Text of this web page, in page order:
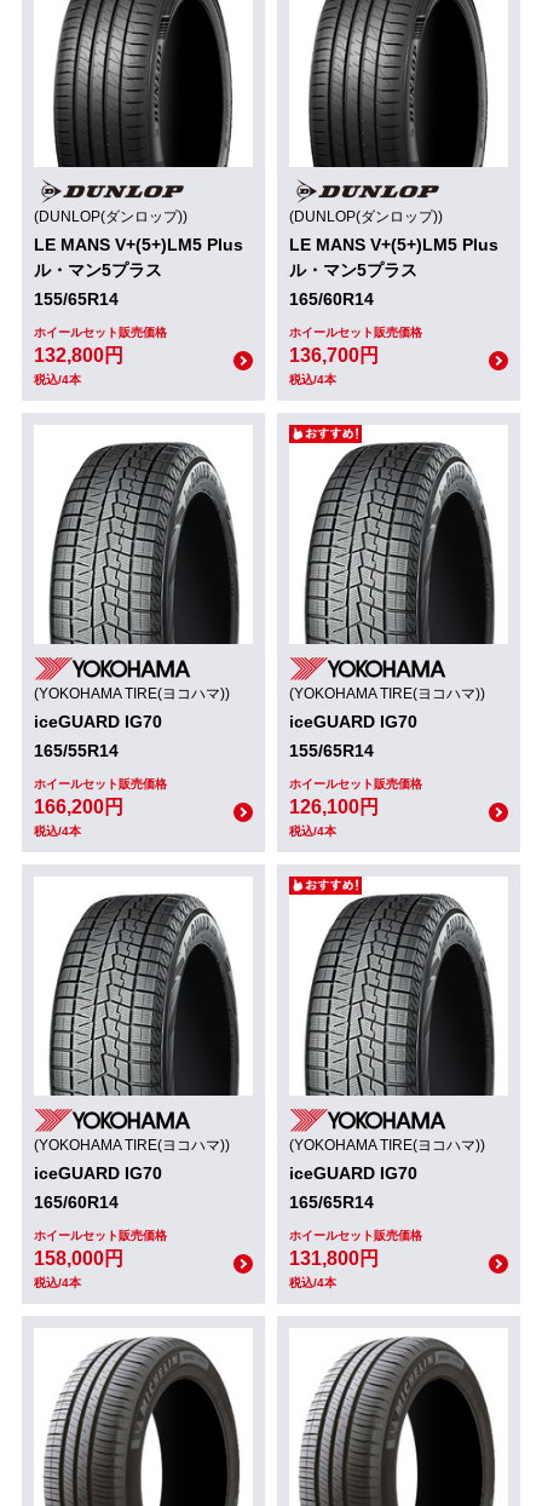
(DUNLOP(ダンロップ))
LE MANS V+(5+)LM5 Plus
ル・マン5プラス
155/65R14
ホイールセット販売価格
132,800円
税込/4本
(DUNLOP(ダンロップ))
LE MANS V+(5+)LM5 Plus
ル・マン5プラス
165/60R14
ホイールセット販売価格
136,700円
税込/4本
(YOKOHAMA TIRE(ヨコハマ))
iceGUARD IG70
165/55R14
ホイールセット販売価格
166,200円
税込/4本
(YOKOHAMA TIRE(ヨコハマ))
iceGUARD IG70
155/65R14
ホイールセット販売価格
126,100円
税込/4本
(YOKOHAMA TIRE(ヨコハマ))
iceGUARD IG70
165/60R14
ホイールセット販売価格
158,000円
税込/4本
(YOKOHAMA TIRE(ヨコハマ))
iceGUARD IG70
165/65R14
ホイールセット販売価格
131,800円
税込/4本